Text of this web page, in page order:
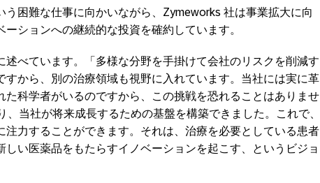
う困難な仕事に向かいながら、Zymeworks 社は事業拡大に向
ーションへの継続的な投資を確約しています。
述べています。「多様な分野を手掛けて会社のリスクを削減す
すから、別の治療領域も視野に入れています。当社には実に革
た科学者がいるのですから、この挑戦を恐れることはありませ
、当社が将来成長するための基盤を構築できました。これで、
注力することができます。それは、治療を必要としている患者
しい医薬品をもたらすイノベーションを起こす、というビジョ